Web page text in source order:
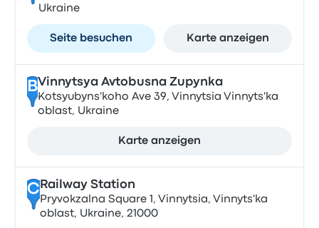
Ukraine
Seite besuchen Karte anzeigen
BVinnytsya Avtobusna Zupynka
Kotsyubyns'koho Ave 39, Vinnytsia Vinnyts'ka
oblast, Ukraine
Karte anzeigen
CRailway Station
Pryvokzalna Square 1, Vinnytsia, Vinnyts'ka
oblast, Ukraine, 21000